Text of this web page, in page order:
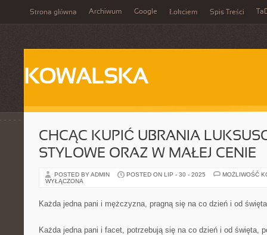
Strona główna Archiwum Google Łokciem Spis Treści
KOWALSKA
CHCĄC KUPIĆ UBRANIA
STYLOWE ORAZ W MAŁEJ CENIE
POSTED BY ADMIN POSTED ON LIP - 30 - 2025
MOŻLIWOŚĆ
WYŁĄCZONA
Każda jedna pani i mężczyzna, pragną się na co dzień i od
Każda jedna pani i facet, potrzebują się na co dzień i od święta,